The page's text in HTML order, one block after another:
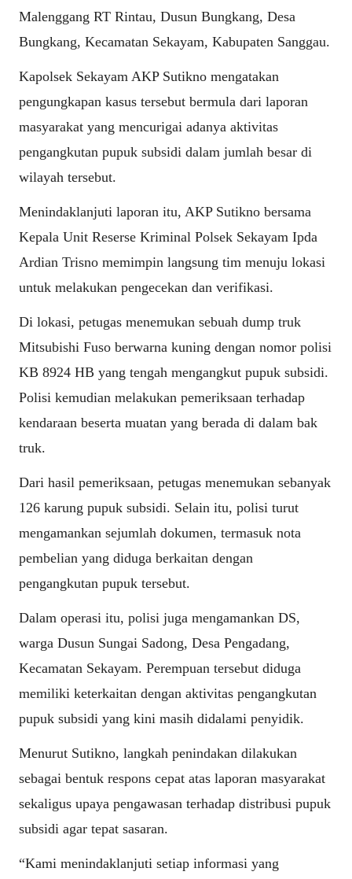
Malenggang RT Rintau, Dusun Bungkang, Desa
Bungkang, Kecamatan Sekayam, Kabupaten Sanggau.
Kapolsek Sekayam AKP Sutikno mengatakan
pengungkapan kasus tersebut bermula dari laporan
masyarakat yang mencurigai adanya aktivitas
pengangkutan pupuk subsidi dalam jumlah besar di
wilayah tersebut.
Menindaklanjuti laporan itu, AKP Sutikno bersama
Kepala Unit Reserse Kriminal Polsek Sekayam Ipda
Ardian Trisno memimpin langsung tim menuju lokasi
untuk melakukan pengecekan dan verifikasi.
Di lokasi, petugas menemukan sebuah dump truk
Mitsubishi Fuso berwarna kuning dengan nomor polisi
KB 8924 HB yang tengah mengangkut pupuk subsidi.
Polisi kemudian melakukan pemeriksaan terhadap
kendaraan beserta muatan yang berada di dalam bak
truk.
Dari hasil pemeriksaan, petugas menemukan sebanyak
126 karung pupuk subsidi. Selain itu, polisi turut
mengamankan sejumlah dokumen, termasuk nota
pembelian yang diduga berkaitan dengan
pengangkutan pupuk tersebut.
Dalam operasi itu, polisi juga mengamankan DS,
warga Dusun Sungai Sadong, Desa Pengadang,
Kecamatan Sekayam. Perempuan tersebut diduga
memiliki keterkaitan dengan aktivitas pengangkutan
pupuk subsidi yang kini masih didalami penyidik.
Menurut Sutikno, langkah penindakan dilakukan
sebagai bentuk respons cepat atas laporan masyarakat
sekaligus upaya pengawasan terhadap distribusi pupuk
subsidi agar tepat sasaran.
“Kami menindaklanjuti setiap informasi yang